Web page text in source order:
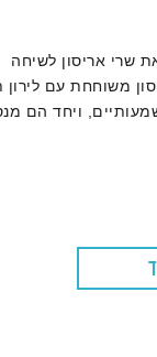
שרי אריסון לשיחה
משוחחת עם לירון
ויחד הם